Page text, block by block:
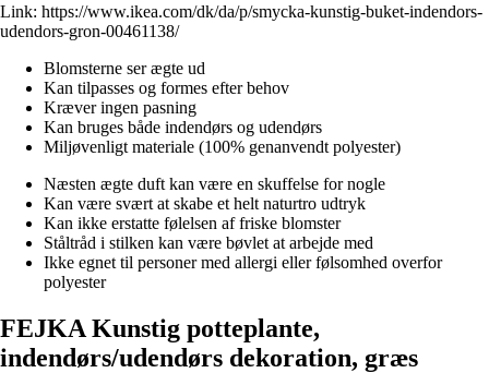
Link: https://www.ikea.com/dk/da/p/smycka-kunstig-buket-indendors-
udendors-gron-00461138/
Blomsterne ser ægte ud
Kan tilpasses og formes efter behov
Kræver ingen pasning
Kan bruges både indendørs og udendørs
Miljøvenligt materiale (100% genanvendt polyester)
Næsten ægte duft kan være en skuffelse for nogle
Kan være svært at skabe et helt naturtro udtryk
Kan ikke erstatte følelsen af friske blomster
Ståltråd i stilken kan være bøvlet at arbejde med
Ikke egnet til personer med allergi eller følsomhed overfor
polyester
FEJKA Kunstig potteplante,
indendørs/udendørs dekoration, græs